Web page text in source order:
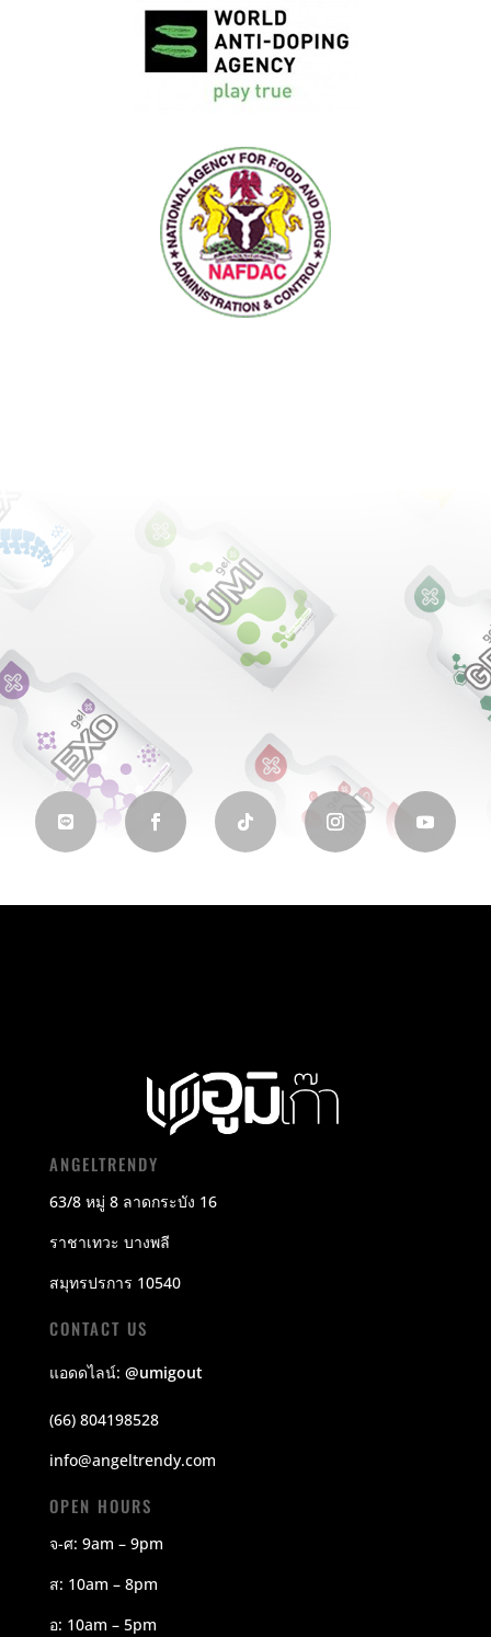
ANGELTRENDY
63/8 หมู่ 8 ลาดกระบัง 16
ราชาเทวะ บางพลี
สมุทรปรการ 10540
CONTACT US
แอดดไลน์: @umigout
(66) 804198528
info@angeltrendy.com
OPEN HOURS
จ-ศ: 9am – 9pm
ส: 10am – 8pm
อ: 10am – 5pm